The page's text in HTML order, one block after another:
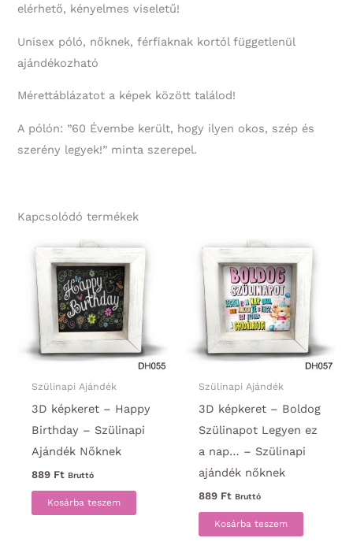
elérhető, kényelmes viseletű!
Unisex póló, nőknek, férfiaknak kortól függetlenül
ajándékozható
Mérettáblázatot a képek között találod!
A pólón: ”60 Évembe került, hogy ilyen okos, szép és
szerény legyek!” minta szerepel.
Kapcsolódó termékek
Szülinapi Ajándék
3D képkeret – Happy
Birthday – Szülinapi
Ajándék Nőknek
889 Ft Bruttó
Kosárba teszem
Szülinapi Ajándék
3D képkeret – Boldog
Szülinapot Legyen ez
a nap… – Szülinapi
ajándék nőknek
889 Ft Bruttó
Kosárba teszem